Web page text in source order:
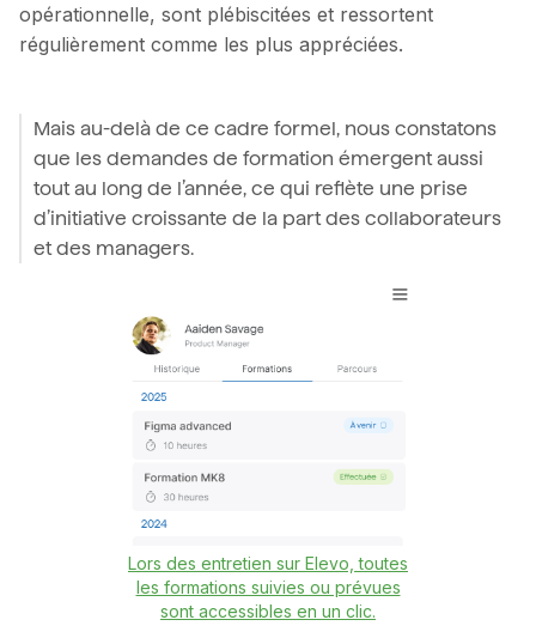
opérationnelle, sont plébiscitées et ressortent
régulièrement comme les plus appréciées.
Mais au-delà de ce cadre formel, nous constatons
que les demandes de formation émergent aussi
tout au long de l’année, ce qui reflète une prise
d’initiative croissante de la part des collaborateurs
et des managers.
Lors des entretien sur Elevo, toutes
les formations suivies ou prévues
sont accessibles en un clic.